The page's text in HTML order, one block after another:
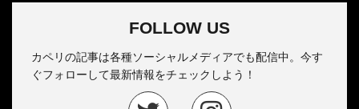
FOLLOW US
カペリの記事は各種ソーシャルメディアでも配信中。今す
ぐフォローして最新情報をチェックしよう！